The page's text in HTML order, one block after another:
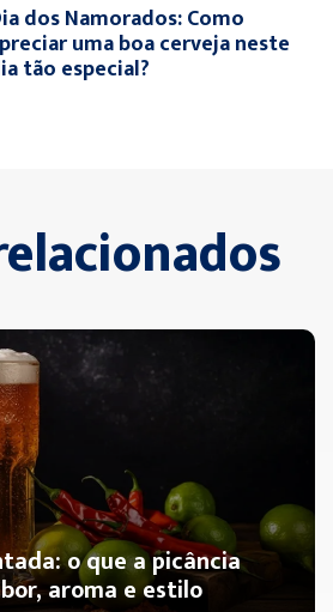
dos Namorados: Como
uma boa cerveja neste
tão especial?
o que a picância
aroma e estilo